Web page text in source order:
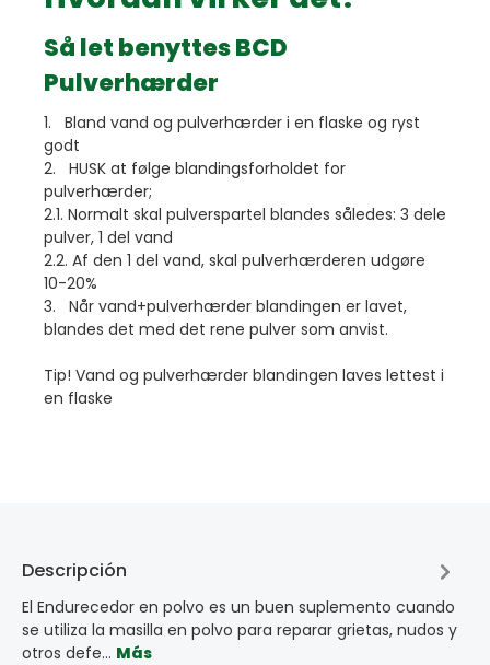
Så let benyttes BCD
Pulverhærder
1. Bland vand og pulverhærder i en flaske og ryst
godt
2. HUSK at følge blandingsforholdet for
pulverhærder;
2.1. Normalt skal pulverspartel blandes således: 3 dele
pulver, 1 del vand
2.2. Af den 1 del vand, skal pulverhærderen udgøre
10-20%
3. Når vand+pulverhærder blandingen er lavet,
blandes det med det rene pulver som anvist.
Tip! Vand og pulverhærder blandingen laves lettest i
en flaske
Descripción
El Endurecedor en polvo es un buen suplemento cuando
se utiliza la masilla en polvo para reparar grietas, nudos y
otros defe… Más